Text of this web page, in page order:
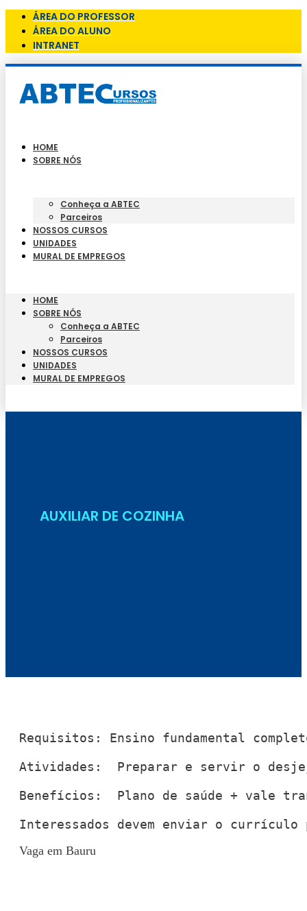
ÁREA DO PROFESSOR
ÁREA DO ALUNO
INTRANET
HOME
SOBRE NÓS
Conheça a ABTEC
Parceiros
NOSSOS CURSOS
UNIDADES
MURAL DE EMPREGOS
HOME
SOBRE NÓS
Conheça a ABTEC
Parceiros
NOSSOS CURSOS
UNIDADES
MURAL DE EMPREGOS
AUXILIAR DE COZINHA
Requisitos: Ensino fundamental
Atividades:  Preparar e servir o
Benefícios:  Plano de saúde + vale
Interessados devem enviar o
Vaga em Bauru